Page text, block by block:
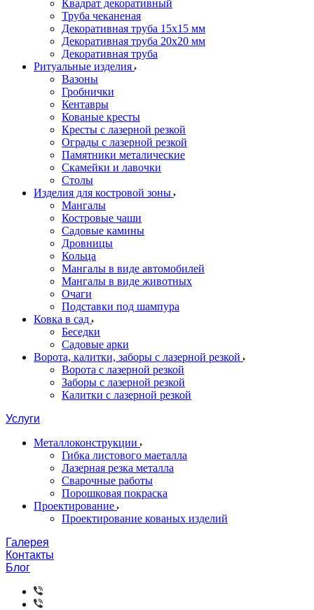
Квадрат декоративный
Труба чеканеная
Декоративная труба 15х15 мм
Декоративная труба 20х20 мм
Декоративная труба
Ритуальные изделия
Вазоны
Гробнички
Кентавры
Кованые кресты
Кресты с лазерной резкой
Ограды с лазерной резкой
Памятники металические
Скамейки и лавочки
Столы
Изделия для костровой зоны
Мангалы
Костровые чаши
Садовые камины
Дровницы
Кольца
Мангалы в виде автомобилей
Мангалы в виде животных
Очаги
Подставки под шампура
Ковка в сад
Беседки
Садовые арки
Ворота, калитки, заборы с лазерной резкой
Ворота с лазерной резкой
Заборы с лазерной резкой
Калитки с лазерной резкой
Услуги
Металлоконструкции
Гибка листового маеталла
Лазерная резка металла
Сварочные работы
Порошковая покраска
Проектирование
Проектирование кованых изделий
Галерея
Контакты
Блог